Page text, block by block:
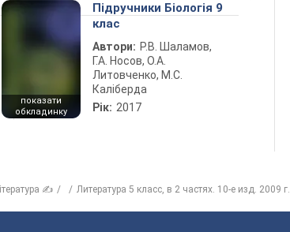
показати
обкладинку
Підручники Біологія 9
клас
Автори: Р.В. Шаламов,
Г.А. Носов, О.А.
Литовченко, М.С.
Каліберда
Рік: 2017
✍ Литература 5 класс, в 2 частях. 10-е изд. 2009 г.